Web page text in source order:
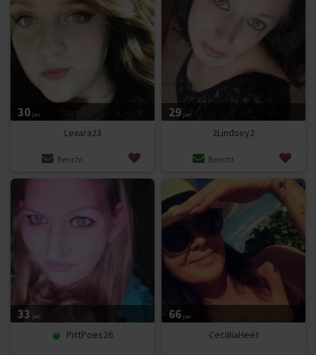
30 jaar
Lexara23
Bericht
29 jaar
2Lindsey2
Bericht
33 jaar
PittPoes26
66 jaar
CeciIIiaHeet
Deze kun je vinden in de disclaimer van deze website.
THIS WEBSITE MAY CONTAIN MATERIAL WHICH MAY
OFFEND AND MAY NOT BE DISTRIBUTED, CIRCULATED,
SOLD, HIRED, GIVEN, LENT, SHOWN, PLAYED OR
PROJECTED TO A PERSON UNDER THE AGE OF 18 YEARS.